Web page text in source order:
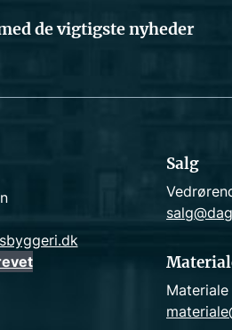
de vigtigste nyheder
Salg